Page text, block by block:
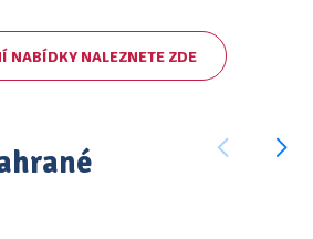
NABÍDKY NALEZNETE ZDE